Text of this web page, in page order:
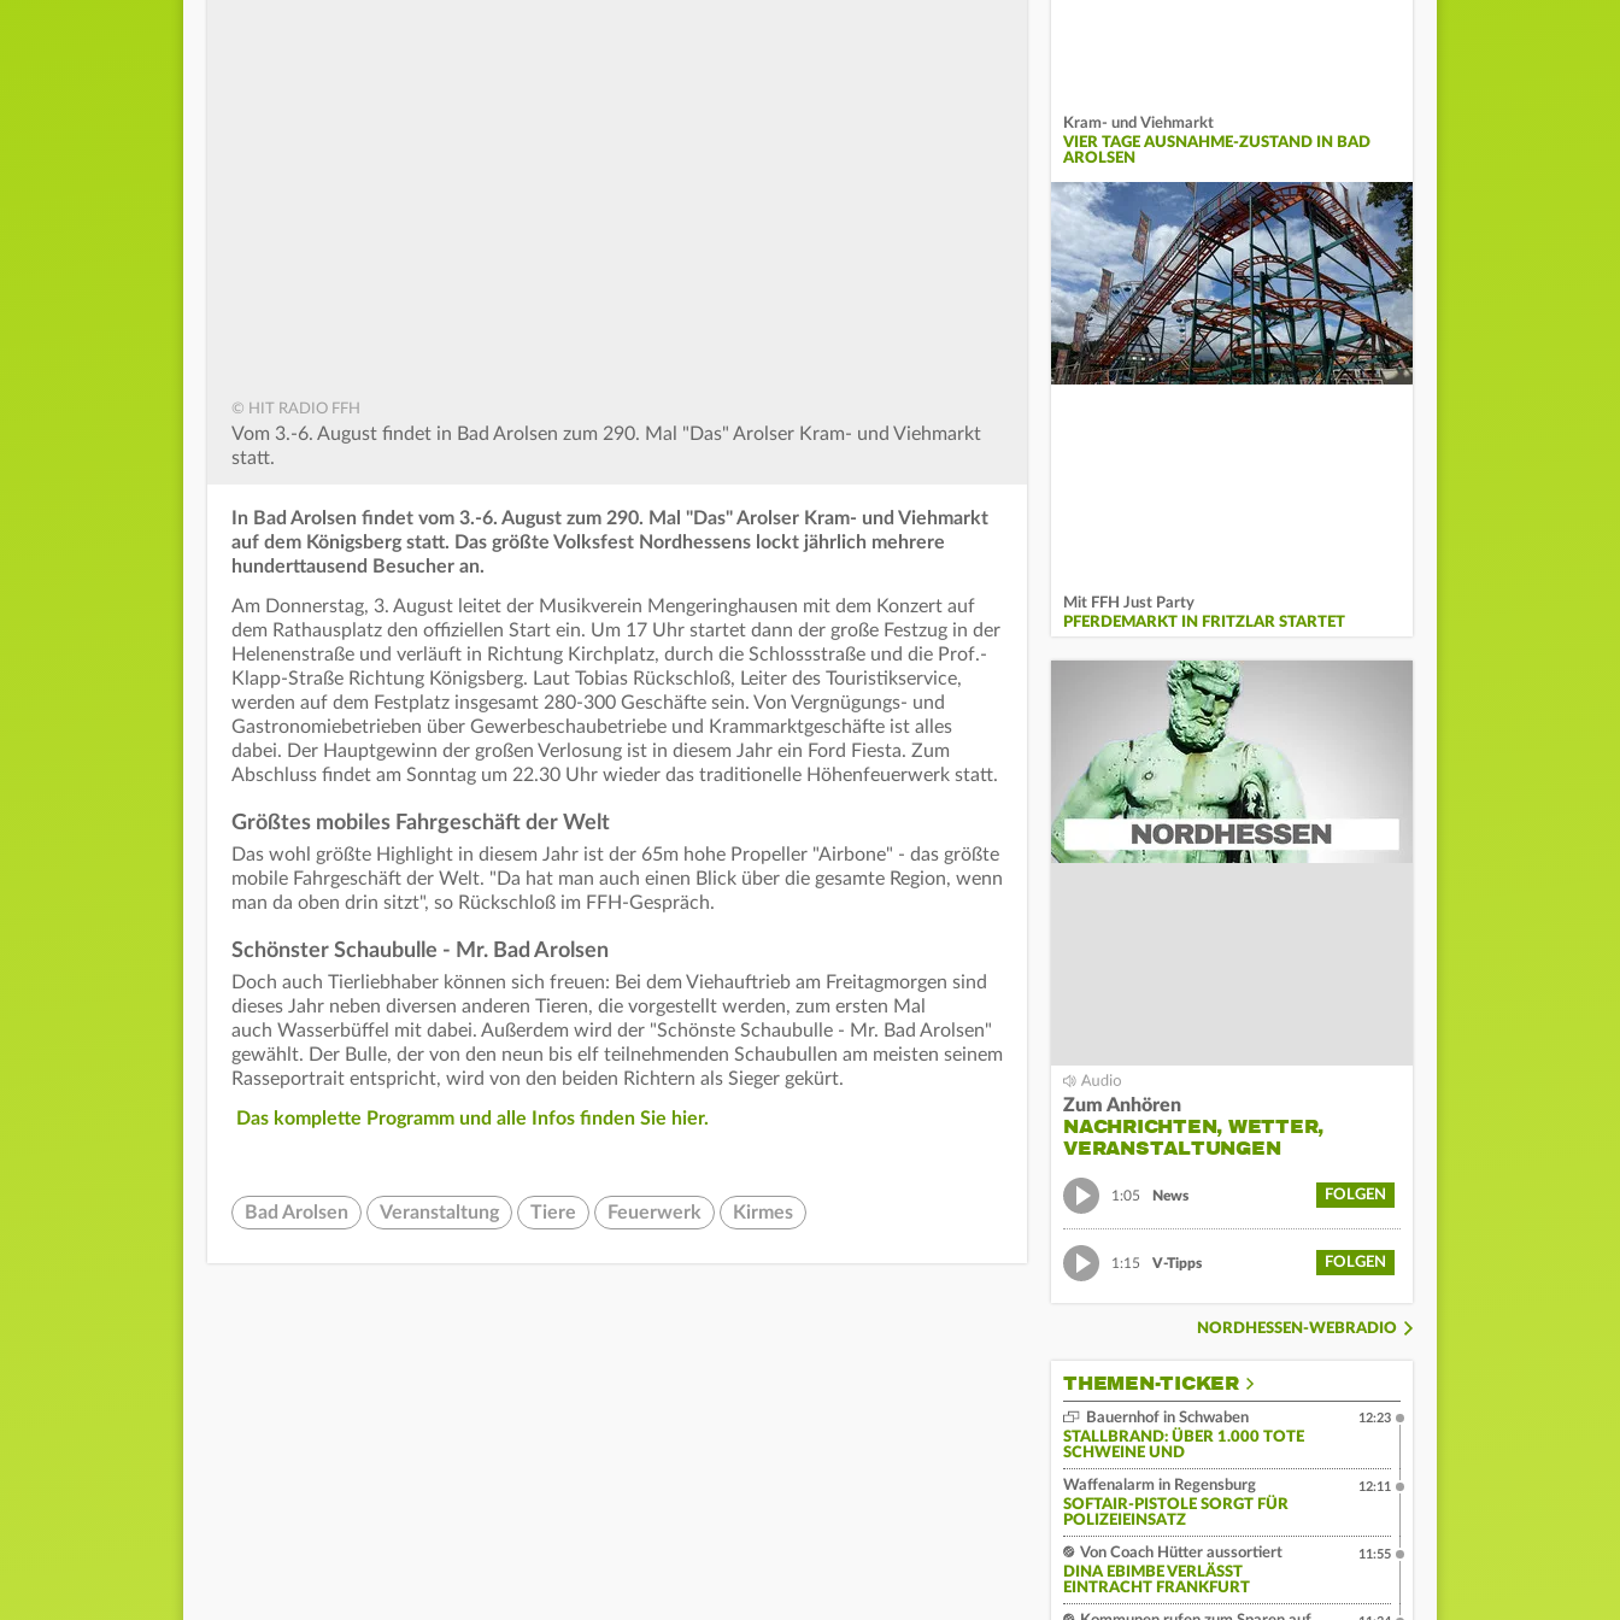
© HIT RADIO FFH
Vom 3.-6. August findet in Bad Arolsen zum 290. Mal "Das" Arolser Kram- und Viehmarkt
statt.
In Bad Arolsen findet vom 3.-6. August zum 290. Mal "Das" Arolser Kram- und Viehmarkt
auf dem Königsberg statt. Das größte Volksfest Nordhessens lockt jährlich mehrere
hunderttausend Besucher an.
Am Donnerstag, 3. August leitet der Musikverein Mengeringhausen mit dem Konzert auf
dem Rathausplatz den offiziellen Start ein. Um 17 Uhr startet dann der große Festzug in der
Helenenstraße und verläuft in Richtung Kirchplatz, durch die Schlossstraße und die Prof.-
Klapp-Straße Richtung Königsberg. Laut Tobias Rückschloß, Leiter des Touristikservice,
werden auf dem Festplatz insgesamt 280-300 Geschäfte sein. Von Vergnügungs- und
Gastronomiebetrieben über Gewerbeschaubetriebe und Krammarktgeschäfte ist alles
dabei. Der Hauptgewinn der großen Verlosung ist in diesem Jahr ein Ford Fiesta. Zum
Abschluss findet am Sonntag um 22.30 Uhr wieder das traditionelle Höhenfeuerwerk statt.
Größtes mobiles Fahrgeschäft der Welt
Das wohl größte Highlight in diesem Jahr ist der 65m hohe Propeller "Airbone" - das größte
mobile Fahrgeschäft der Welt. "Da hat man auch einen Blick über die gesamte Region, wenn
man da oben drin sitzt", so Rückschloß im FFH-Gespräch.
Schönster Schaubulle - Mr. Bad Arolsen
Doch auch Tierliebhaber können sich freuen: Bei dem Viehauftrieb am Freitagmorgen sind
dieses Jahr neben diversen anderen Tieren, die vorgestellt werden, zum ersten Mal
auch Wasserbüffel mit dabei. Außerdem wird der "Schönste Schaubulle - Mr. Bad Arolsen"
gewählt. Der Bulle, der von den neun bis elf teilnehmenden Schaubullen am meisten seinem
Rasseportrait entspricht, wird von den beiden Richtern als Sieger gekürt.
Das komplette Programm und alle Infos finden Sie hier.
Bad Arolsen Veranstaltung Tiere Feuerwerk Kirmes
Kram- und Viehmarkt
VIER TAGE AUSNAHME-ZUSTAND IN BAD
AROLSEN
Mit FFH Just Party
PFERDEMARKT IN FRITZLAR STARTET
Zum Anhören
NACHRICHTEN, WETTER,
VERANSTALTUNGEN
1:05 News FOLGEN
1:15 V-Tipps FOLGEN
NORDHESSEN-WEBRADIO
THEMEN-TICKER
Bauernhof in Schwaben
STALLBRAND: ÜBER 1.000 TOTE
SCHWEINE UND
12:23
Waffenalarm in Regensburg
SOFTAIR-PISTOLE SORGT FÜR
POLIZEIEINSATZ
12:11
Von Coach Hütter aussortiert
DINA EBIMBE VERLÄSST
EINTRACHT FRANKFURT
11:55